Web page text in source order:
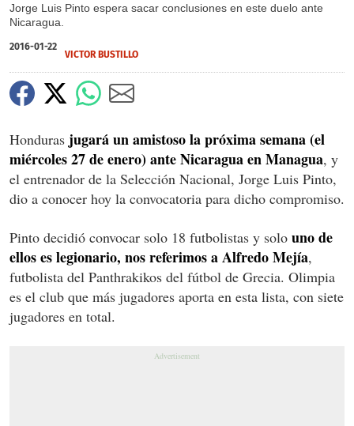
Jorge Luis Pinto espera sacar conclusiones en este duelo ante
Nicaragua.
2016-01-22
VICTOR BUSTILLO
Honduras jugará un amistoso la próxima semana (el
miércoles 27 de enero) ante Nicaragua en Managua, y
el entrenador de la Selección Nacional, Jorge Luis Pinto,
dio a conocer hoy la convocatoria para dicho compromiso.
Pinto decidió convocar solo 18 futbolistas y solo uno de
ellos es legionario, nos referimos a Alfredo Mejía,
futbolista del Panthrakikos del fútbol de Grecia. Olimpia
es el club que más jugadores aporta en esta lista, con siete
jugadores en total.